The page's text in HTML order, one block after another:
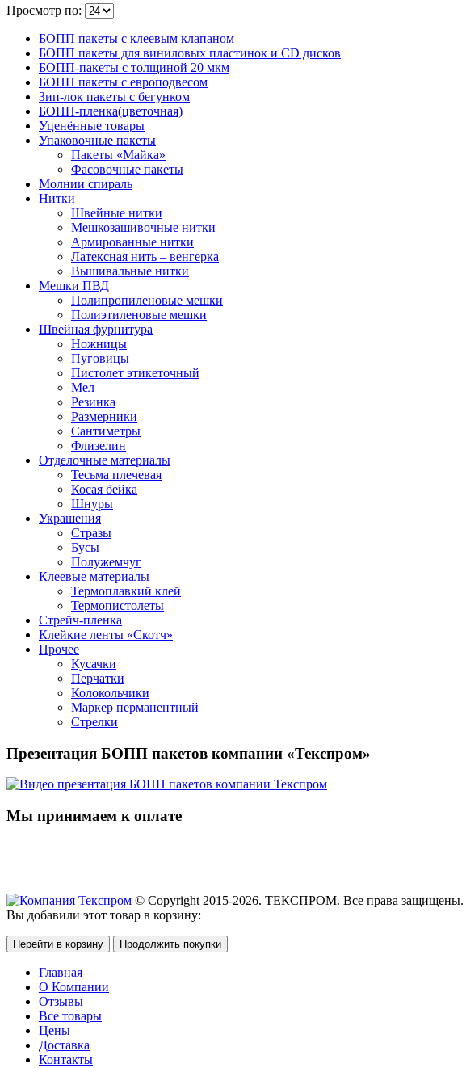
Просмотр по:
БОПП пакеты с клеевым клапаном
БОПП пакеты для виниловых пластинок и CD дисков
БОПП-пакеты с толщиной 20 мкм
БОПП пакеты с европодвесом
Зип-лок пакеты с бегунком
БОПП-пленка(цветочная)
Уценённые товары
Упаковочные пакеты
Пакеты «Майка»
Фасовочные пакеты
Молнии спираль
Нитки
Швейные нитки
Мешкозашивочные нитки
Армированные нитки
Латексная нить – венгерка
Вышивальные нитки
Мешки ПВД
Полипропиленовые мешки
Полиэтиленовые мешки
Швейная фурнитура
Ножницы
Пуговицы
Пистолет этикеточный
Мел
Резинка
Размерники
Сантиметры
Флизелин
Отделочные материалы
Тесьма плечевая
Косая бейка
Шнуры
Украшения
Стразы
Бусы
Полужемчуг
Клеевые материалы
Термоплавкий клей
Термопистолеты
Стрейч-пленка
Клейкие ленты «Скотч»
Прочее
Кусачки
Перчатки
Колокольчики
Маркер перманентный
Стрелки
Презентация БОПП пакетов компании «Текспром»
Мы принимаем к оплате
© Copyright 2015-2026. ТЕКСПРОМ. Все права защищены.
Вы добавили этот товар в корзину:
Перейти в корзину Продолжить покупки
Главная
О Компании
Отзывы
Все товары
Цены
Доставка
Контакты